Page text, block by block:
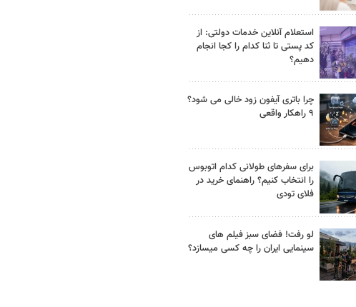
استعلام آنلاین خدمات دولتی: از
کد پستی تا ثنا کدام را کجا انجام
دهیم؟
چرا باتری آیفون زود خالی می شود؟
۹ راهکار واقعی
برای سفرهای طولانی کدام اتوبوس
را انتخاب کنیم؟ راهنمای خرید در
فلای تودی
لو رفت! فضای سبز فیلم های
سینمایی ایران را چه کسی میسازد؟